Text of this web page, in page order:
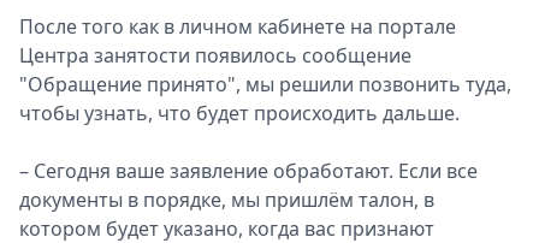
После того как в личном кабинете на портале
Центра занятости появилось сообщение
"Обращение принято", мы решили позвонить туда,
чтобы узнать, что будет происходить дальше.
– Сегодня ваше заявление обработают. Если все
документы в порядке, мы пришлём талон, в
котором будет указано, когда вас признают